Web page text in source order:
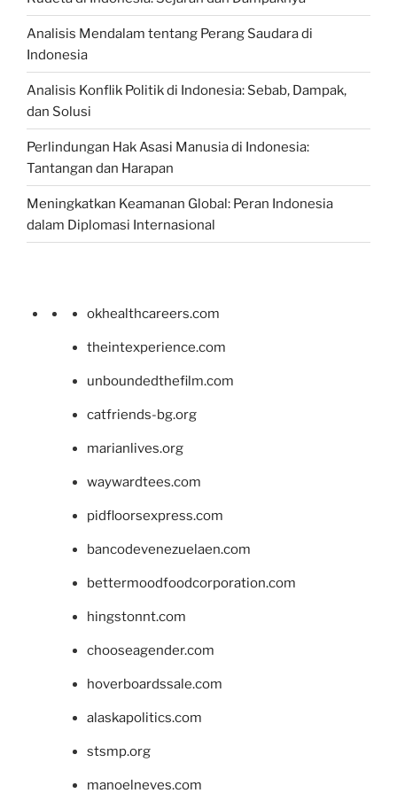
Analisis Mendalam tentang Perang Saudara di
Indonesia
Analisis Konflik Politik di Indonesia: Sebab, Dampak,
dan Solusi
Perlindungan Hak Asasi Manusia di Indonesia:
Tantangan dan Harapan
Meningkatkan Keamanan Global: Peran Indonesia
dalam Diplomasi Internasional
okhealthcareers.com
theintexperience.com
unboundedthefilm.com
catfriends-bg.org
marianlives.org
waywardtees.com
pidfloorsexpress.com
bancodevenezuelaen.com
bettermoodfoodcorporation.com
hingstonnt.com
chooseagender.com
hoverboardssale.com
alaskapolitics.com
stsmp.org
manoelneves.com